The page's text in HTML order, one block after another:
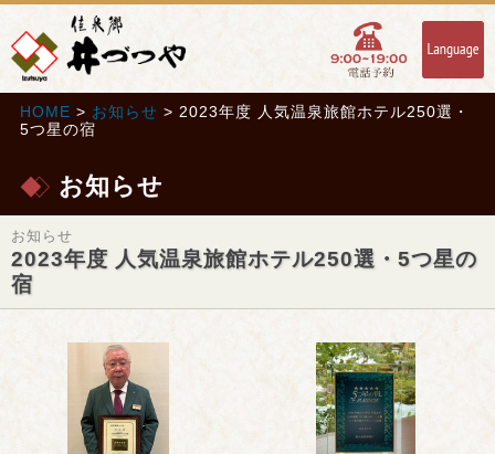
HOME > お知らせ > 2023年度 人気温泉旅館ホテル250選・
5つ星の宿
お知らせ
お知らせ
2023年度 人気温泉旅館ホテル250選・5つ星の
宿